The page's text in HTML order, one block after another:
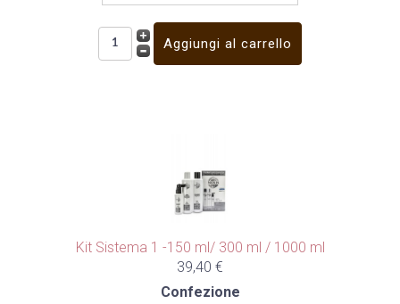
Kit Sistema 1 -150 ml/ 300 ml / 1000 ml
39,40 €
Confezione